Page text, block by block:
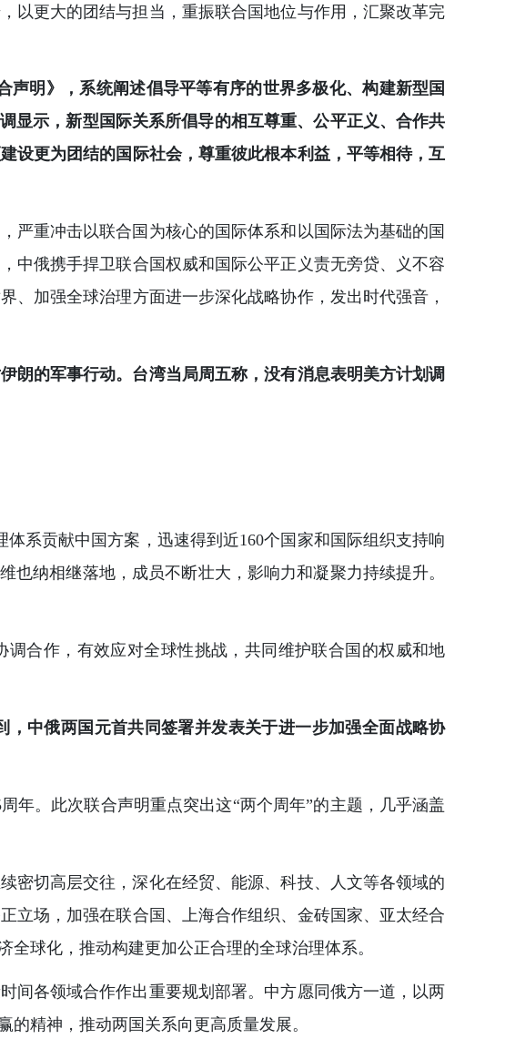
以更大的团结与担当，重振联合国地位与作用，汇聚改革完
明》，系统阐述倡导平等有序的世界多极化、构建新型国
显示，新型国际关系所倡导的相互尊重、公平正义、合作共
设更为团结的国际社会，尊重彼此根本利益，平等相待，互
严重冲击以联合国为核心的国际体系和以国际法为基础的国
中俄携手捍卫联合国权威和国际公平正义责无旁贷、义不容
加强全球治理方面进一步深化战略协作，发出时代强音，
朗的军事行动。台湾当局周五称，没有消息表明美方计划调
系贡献中国方案，迅速得到近160个国家和国际组织支持响
也纳相继落地，成员不断壮大，影响力和凝聚力持续提升。
合作，有效应对全球性挑战，共同维护联合国的权威和地
中俄两国元首共同签署并发表关于进一步加强全面战略协
年。此次联合声明重点突出这“两个周年”的主题，几乎涵盖
密切高层交往，深化在经贸、能源、科技、人文等各领域的
立场，加强在联合国、上海合作组织、金砖国家、亚太经合
球化，推动构建更加公正合理的全球治理体系。
间各领域合作作出重要规划部署。中方愿同俄方一道，以两
精神，推动两国关系向更高质量发展。